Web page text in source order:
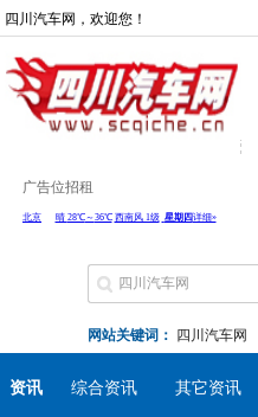
四川汽车网，欢迎您！
广告位招租
网站关键词： 四川汽车网
资讯 综合资讯 其它资讯